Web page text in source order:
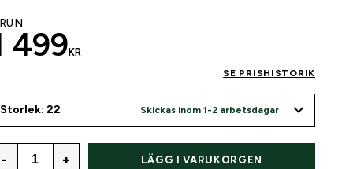
499 KR
SE PRISHISTORIK
Storlek: 22 Skickas inom 1-2 arbetsdagar
- + LÄGG I VARUKORGEN